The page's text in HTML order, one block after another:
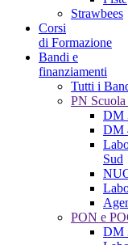
Strawbees
Corsi
di Formazione
Bandi e
finanziamenti
Tutti i
PN Scuola
DM
DM
Sud
PON e
DM